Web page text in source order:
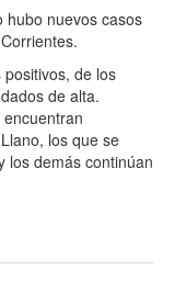
hubo nuevos casos
de los
de alta.
los que se
los demás continúan